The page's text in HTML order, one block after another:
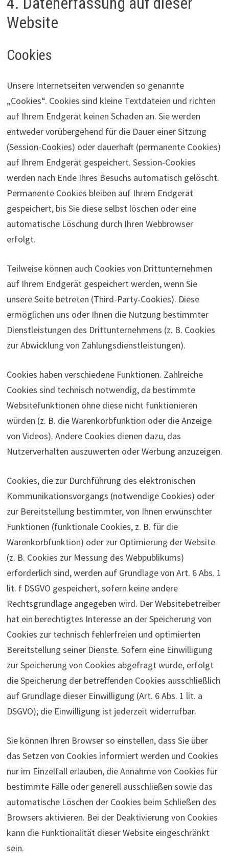
Website
Cookies
Unsere Internetseiten verwenden so genannte
„Cookies“. Cookies sind kleine Textdateien und richten
auf Ihrem Endgerät keinen Schaden an. Sie werden
entweder vorübergehend für die Dauer einer Sitzung
(Session-Cookies) oder dauerhaft (permanente Cookies)
auf Ihrem Endgerät gespeichert. Session-Cookies
werden nach Ende Ihres Besuchs automatisch gelöscht.
Permanente Cookies bleiben auf Ihrem Endgerät
gespeichert, bis Sie diese selbst löschen oder eine
automatische Löschung durch Ihren Webbrowser
erfolgt.
Teilweise können auch Cookies von Drittunternehmen
auf Ihrem Endgerät gespeichert werden, wenn Sie
unsere Seite betreten (Third-Party-Cookies). Diese
ermöglichen uns oder Ihnen die Nutzung bestimmter
Dienstleistungen des Drittunternehmens (z. B. Cookies
zur Abwicklung von Zahlungsdienstleistungen).
Cookies haben verschiedene Funktionen. Zahlreiche
Cookies sind technisch notwendig, da bestimmte
Websitefunktionen ohne diese nicht funktionieren
würden (z. B. die Warenkorbfunktion oder die Anzeige
von Videos). Andere Cookies dienen dazu, das
Nutzerverhalten auszuwerten oder Werbung anzuzeigen.
Cookies, die zur Durchführung des elektronischen
Kommunikationsvorgangs (notwendige Cookies) oder
zur Bereitstellung bestimmter, von Ihnen erwünschter
Funktionen (funktionale Cookies, z. B. für die
Warenkorbfunktion) oder zur Optimierung der Website
(z. B. Cookies zur Messung des Webpublikums)
erforderlich sind, werden auf Grundlage von Art. 6 Abs. 1
lit. f DSGVO gespeichert, sofern keine andere
Rechtsgrundlage angegeben wird. Der Websitebetreiber
hat ein berechtigtes Interesse an der Speicherung von
Cookies zur technisch fehlerfreien und optimierten
Bereitstellung seiner Dienste. Sofern eine Einwilligung
zur Speicherung von Cookies abgefragt wurde, erfolgt
die Speicherung der betreffenden Cookies ausschließlich
auf Grundlage dieser Einwilligung (Art. 6 Abs. 1 lit. a
DSGVO); die Einwilligung ist jederzeit widerrufbar.
Sie können Ihren Browser so einstellen, dass Sie über
das Setzen von Cookies informiert werden und Cookies
nur im Einzelfall erlauben, die Annahme von Cookies für
bestimmte Fälle oder generell ausschließen sowie das
automatische Löschen der Cookies beim Schließen des
Browsers aktivieren. Bei der Deaktivierung von Cookies
kann die Funktionalität dieser Website eingeschränkt
sein.